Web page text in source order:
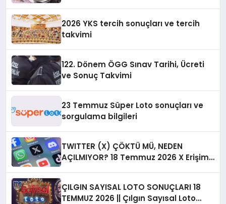
2026 YKS tercih sonuçları ve tercih
takvimi
122. Dönem ÖGG Sınav Tarihi, Ücreti
ve Sonuç Takvimi
23 Temmuz Süper Loto sonuçları ve
sorgulama bilgileri
TWITTER (X) ÇÖKTÜ MÜ, NEDEN
AÇILMIYOR? 18 Temmuz 2026 X Erişim
ÇILGIN SAYISAL LOTO SONUÇLARI 18
TEMMUZ 2026 || Çılgın Sayısal Loto